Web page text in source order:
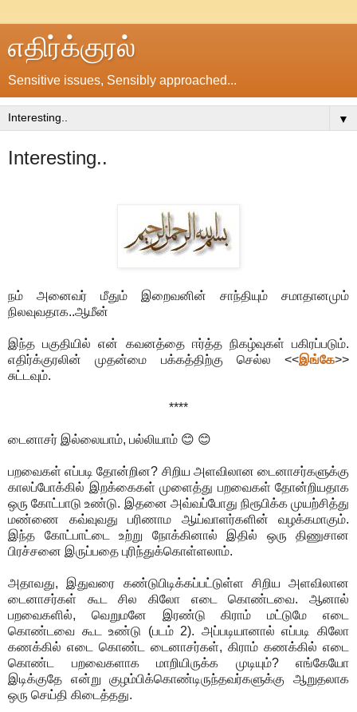
எதிர்க்குரல்
Sensitive issues, Sensibly approached...
▼
Interesting..
நம் அனைவர் மீதும் இறைவனின் சாந்தியும் சமாதானமும்
நிலவுவதாக..ஆமீன்
இந்த பகுதியில் என் கவனத்தை ஈர்த்த நிகழ்வுகள் பகிரப்படும்.
எதிர்க்குரலின் முதன்மை பக்கத்திற்கு செல்ல <<இங்கே>>
சுட்டவும்.
****
டைனாசர் இல்லையாம், பல்லியாம் 😊 😊
பறவைகள் எப்படி தோன்றின? சிறிய அளவிலான டைனாசர்களுக்கு
காலப்போக்கில் இறக்கைகள் முளைத்து பறவைகள் தோன்றியதாக
ஒரு கோட்பாடு உண்டு. இதனை அவ்வப்போது நிரூபிக்க முயற்சித்து
மண்ணை கவ்வுவது பரிணாம ஆய்வாளர்களின் வழக்கமாகும்.
இந்த கோட்பாட்டை உற்று நோக்கினால் இதில் ஒரு திணுசான
பிரச்சனை இருப்பதை புரிந்துக்கொள்ளலாம்.
அதாவது, இதுவரை கண்டுபிடிக்கப்பட்டுள்ள சிறிய அளவிலான
டைனாசர்கள் கூட சில கிலோ எடை கொண்டவை. ஆனால்
பறவைகளில், வெறுமனே இரண்டு கிராம் மட்டுமே எடை
கொண்டவை கூட உண்டு (படம் 2). அப்படியானால் எப்படி கிலோ
கணக்கில் எடை கொண்ட டைனாசர்கள், கிராம் கணக்கில் எடை
கொண்ட பறவைகளாக மாறியிருக்க முடியும்? எங்கேயோ
இடிக்குதே என்று குழம்பிக்கொண்டிருந்தவர்களுக்கு ஆறுதலாக
ஒரு செய்தி கிடைத்தது.